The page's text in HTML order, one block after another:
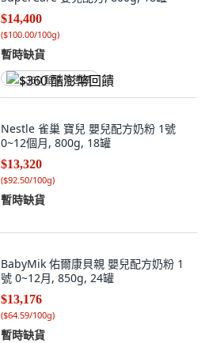
$14,400
($100.00/100g)
暫時缺貨
$360 酷澎幣回饋
Nestle 雀巢 寶兒 嬰兒配方奶粉 1號
0~12個月, 800g, 18罐
$13,320
($92.50/100g)
暫時缺貨
BabyMik 佑爾康貝親 嬰兒配方奶粉 1
號 0~12月, 850g, 24罐
$13,176
($64.59/100g)
暫時缺貨